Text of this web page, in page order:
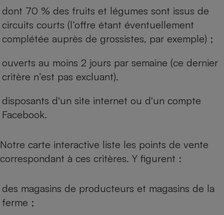
dont 70 % des fruits et légumes sont issus de
circuits courts (l’offre étant éventuellement
complétée auprès de grossistes, par exemple) ;
ouverts au moins 2 jours par semaine (ce dernier
critère n’est pas excluant).
disposants d'un site internet ou d'un compte
Facebook.
Notre carte interactive liste les points de vente
correspondant à ces critères. Y figurent :
des magasins de producteurs et magasins de la
ferme ;